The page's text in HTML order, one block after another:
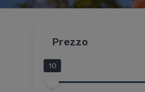
Prezzo
10